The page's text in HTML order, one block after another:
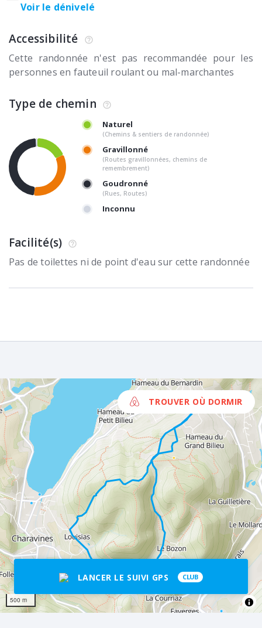
Voir le dénivelé
Accessibilité
Cette randonnée n'est pas recommandée pour les
personnes en fauteuil roulant ou mal-marchantes
Type de chemin
Naturel
(Chemins & sentiers de randonnée)
Gravillonné
(Routes gravillonnées, chemins de
remembrement)
Goudronné
(Rues, Routes)
Inconnu
Facilité(s)
Pas de toilettes ni de point d'eau sur cette randonnée
500 m
TROUVER OÙ DORMIR
LANCER LE SUIVI GPS CLUB